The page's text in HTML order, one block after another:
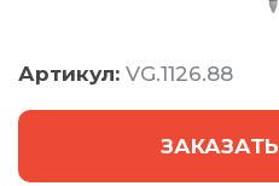
Артикул: VG.1126.88